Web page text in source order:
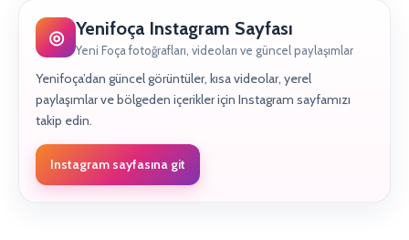
◎ Yenifoça Instagram Sayfası
Yeni Foça fotoğrafları, videoları ve güncel paylaşımlar
Yenifoça’dan güncel görüntüler, kısa videolar, yerel
paylaşımlar ve bölgeden içerikler için Instagram sayfamızı
takip edin.
Instagram sayfasına git